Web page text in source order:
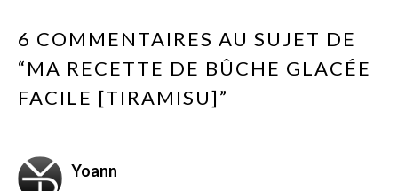
6 COMMENTAIRES AU SUJET DE
“MA RECETTE DE BÛCHE GLACÉE
FACILE [TIRAMISU]”
Yoann